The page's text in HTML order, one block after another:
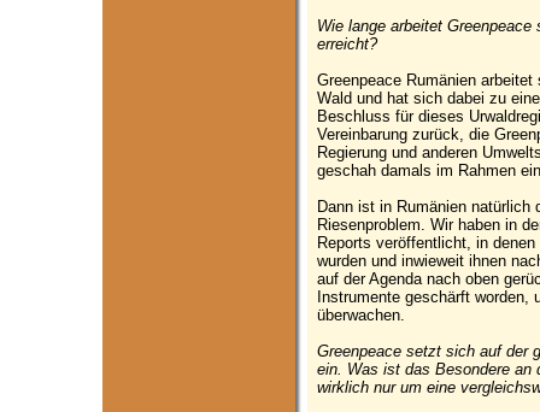
Wie lange arbeitet
erreicht?
Greenpeace Rumänien
Wald und hat sich dabei zu
Beschluss für dieses
Vereinbarung zurück, die
Regierung und anderen
geschah damals im Rahmen
Dann ist in Rumänien natürlich
Riesenproblem. Wir haben in
Reports veröffentlicht, in
wurden und inwieweit ihnen
auf der Agenda nach oben
Instrumente geschärft worden,
überwachen.
Greenpeace setzt sich auf der
ein. Was ist das Besondere an
wirklich nur um eine